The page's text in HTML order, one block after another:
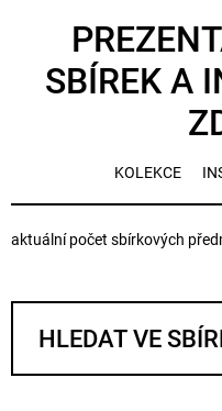
SBÍREK A
KOLEKCE
aktuální počet sbírkových